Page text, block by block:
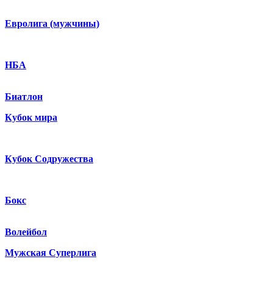
Евролига (мужчины)
НБА
Биатлон
Кубок мира
Кубок Содружества
Бокс
Волейбол
Мужская Суперлига